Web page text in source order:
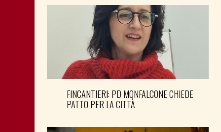
FINCANTIERI: PD MONFALCONE CHIEDE
PATTO PER LA CITTÀ